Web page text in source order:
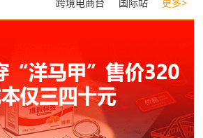
更多>
国际站
跨境电商台